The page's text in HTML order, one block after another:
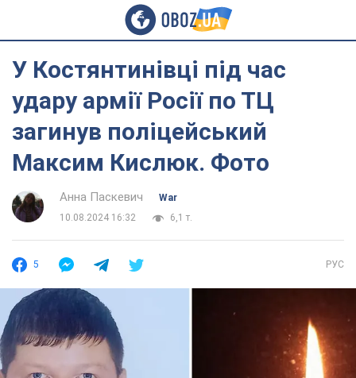
У Костянтинівці під час
удару армії Росії по ТЦ
загинув поліцейський
Максим Кислюк. Фото
Анна Паскевич
War
10.08.2024 16:32
6,1 т.
5 РУС